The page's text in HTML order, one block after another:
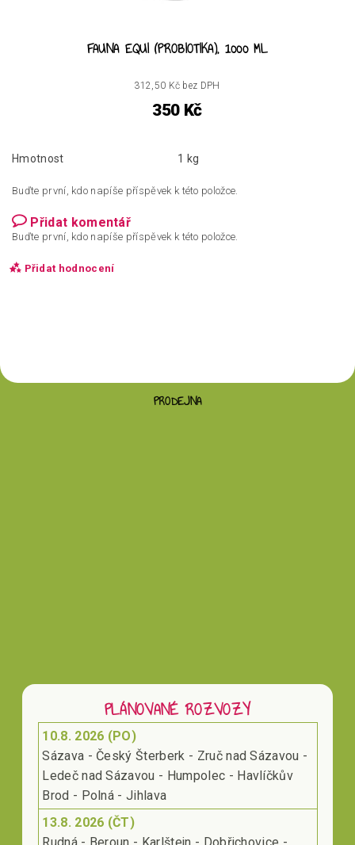
FAUNA EQUI (PROBIOTIKA), 1000 ML
312,50 Kč bez DPH
350 Kč
Hmotnost 1 kg
Buďte první, kdo napíše příspěvek k této položce.
Přidat komentář
Buďte první, kdo napíše příspěvek k této položce.
Přidat hodnocení
PRODEJNA
PLÁNOVANÉ ROZVOZY
10.8. 2026 (PO)
Sázava - Český Šterberk - Zruč nad Sázavou -
Ledeč nad Sázavou - Humpolec - Havlíčkův
Brod - Polná - Jihlava
13.8. 2026 (ČT)
Rudná - Beroun - Karlštejn - Dobřichovice -